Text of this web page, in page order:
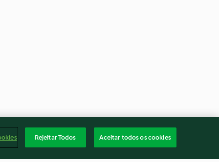
Rejeitar Todos Aceitar todos os cookies